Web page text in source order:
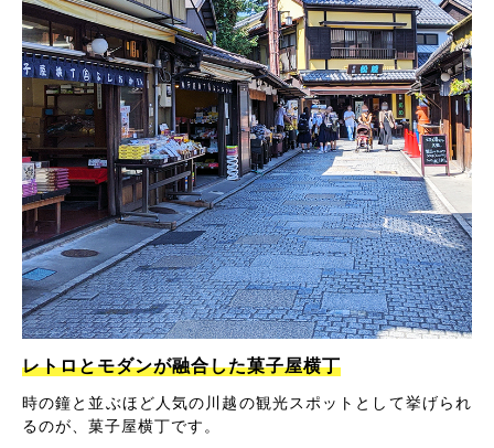
レトロとモダンが融合した菓子屋横丁
時の鐘と並ぶほど人気の川越の観光スポットとして挙げられ
るのが、菓子屋横丁です。